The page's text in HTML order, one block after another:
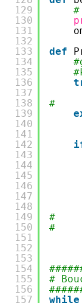
129
130
131
132
133
134
135
136
137
138
139
140
141
142
143
144
145
146
147
148
149
150
151
152
153
154
155
156
157
def
#
#
#
#
while